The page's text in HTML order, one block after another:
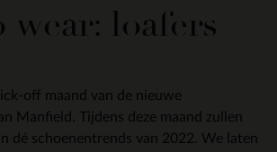
wear: loafers
off maand van de nieuwe
Manfield. Tijdens deze maand zullen
dé schoenentrends van 2022. We laten